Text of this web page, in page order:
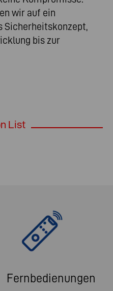
wir auf ein
Sicherheitskonzept,
bis zur
List
Fernbedienungen